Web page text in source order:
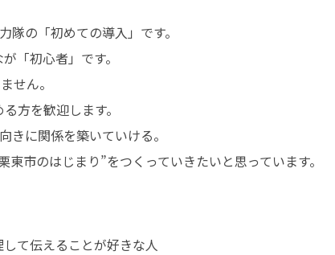
の「初めての導入」です。
せん。
きに関係を築いていける。
市のはじまり”をつくっていきたいと思っています。